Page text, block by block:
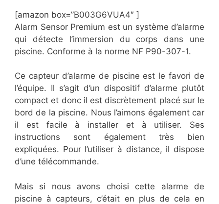
[amazon box=”​​B003G6VUA4″ ]
Alarm Sensor Premium est un système d’alarme
qui détecte l’immersion du corps dans une
piscine. Conforme à la norme NF P90-307-1.
Ce capteur d’alarme de piscine est le favori de
l’équipe. Il s’agit d’un dispositif d’alarme plutôt
compact et donc il est discrètement placé sur le
bord de la piscine. Nous l’aimons également car
il est facile à installer et à utiliser. Ses
instructions sont également très bien
expliquées. Pour l’utiliser à distance, il dispose
d’une télécommande.
Mais si nous avons choisi cette alarme de
piscine à capteurs, c’était en plus de cela en